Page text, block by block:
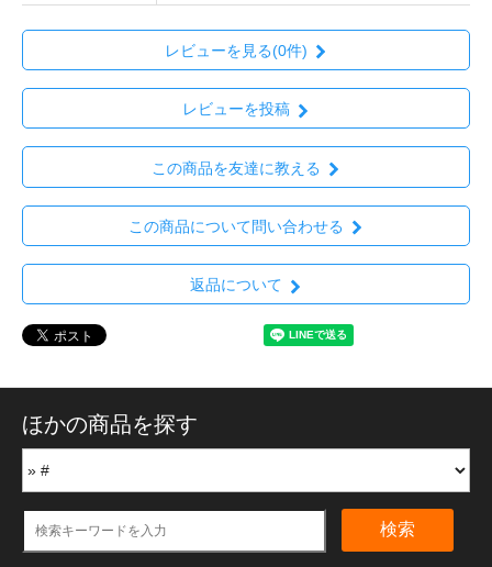
レビューを見る(0件)
レビューを投稿
この商品を友達に教える
この商品について問い合わせる
返品について
ほかの商品を探す
検索